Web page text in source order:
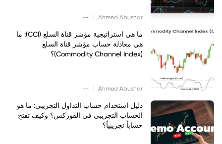
Ahmed Abushar
--
ما هي استراتيجية مؤشر قناة السلع (CCI): ما
هي معادلة حساب مؤشر قناة السلع
(Commodity Channel Index)؟
Ahmed Abushar
--
دليل استخدام حساب التداول التجريبي: ما هو
الحساب التجريبي في الفوركس؟ وكيف تفتح
حساباً تجريبياً؟